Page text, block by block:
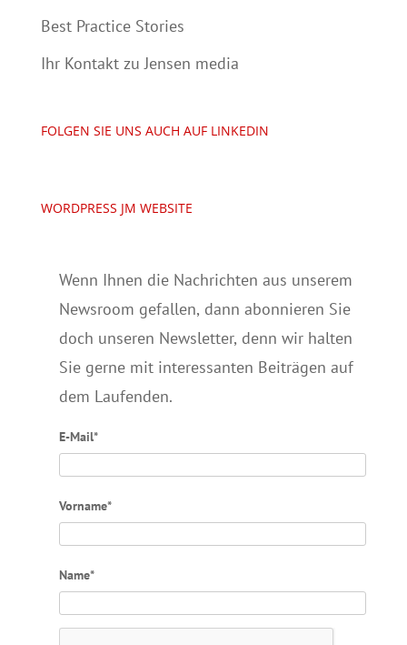
Best Practice Stories
Ihr Kontakt zu Jensen media
FOLGEN SIE UNS AUCH AUF LINKEDIN
WORDPRESS JM WEBSITE
Wenn Ihnen die Nachrichten aus unserem
Newsroom gefallen, dann abonnieren Sie
doch unseren Newsletter, denn wir halten
Sie gerne mit interessanten Beiträgen auf
dem Laufenden.
E-Mail*
Vorname*
Name*